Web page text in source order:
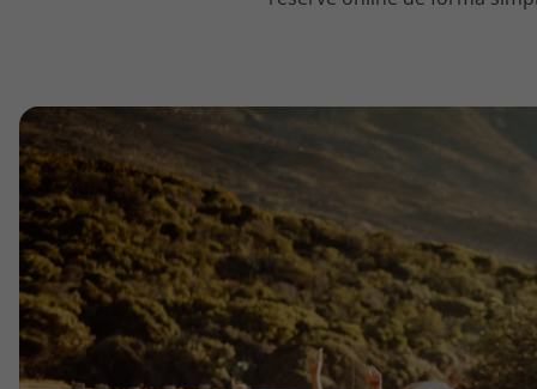
topatlantico@topatlantico.com